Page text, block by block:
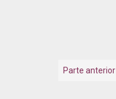
Parte anterior